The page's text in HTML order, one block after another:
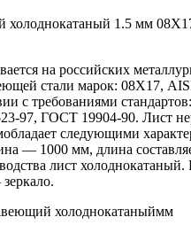
1.5 мм
на российских
стали марок: 08Х17,
с требованиями
97, ГОСТ 19904-90. Лист
следующими
— 1000 мм, длина
лист холоднокатаный.
холоднокатаныймм